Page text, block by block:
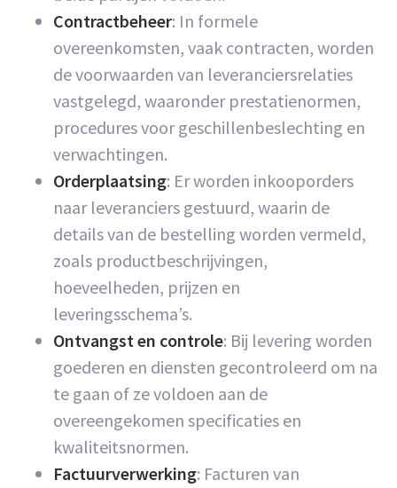
Contractbeheer: In formele
overeenkomsten, vaak contracten, worden
de voorwaarden van leveranciersrelaties
vastgelegd, waaronder prestatienormen,
procedures voor geschillenbeslechting en
verwachtingen.
Orderplaatsing: Er worden inkooporders
naar leveranciers gestuurd, waarin de
details van de bestelling worden vermeld,
zoals productbeschrijvingen,
hoeveelheden, prijzen en
leveringsschema’s.
Ontvangst en controle: Bij levering worden
goederen en diensten gecontroleerd om na
te gaan of ze voldoen aan de
overeengekomen specificaties en
kwaliteitsnormen.
Factuurverwerking: Facturen van